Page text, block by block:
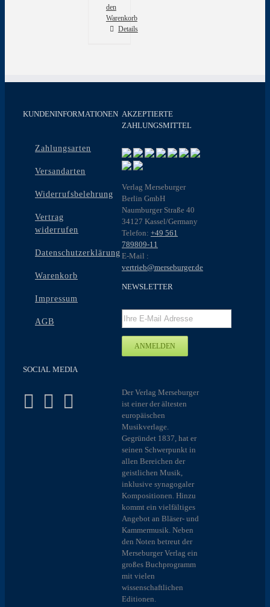
den
Warenkorb
Details
KUNDENINFORMATIONEN
Zahlungsarten
Versandarten
Widerrufsbelehrung
Vertrag
widerrufen
Datenschutzerklärung
Warenkorb
Impressum
AGB
SOCIAL MEDIA
AKZEPTIERTE
ZAHLUNGSMITTEL
Verlag Merseburger
Berlin GmbH
Naumburger Straße 40
34127 Kassel/Germany
Telefon: +49 561
789809-11
E-Mail :
vertrieb@merseburger.de
NEWSLETTER
Der Verlag Merseburger
ist einer der ältesten
europäischen
Musikverlage.
Gegründet 1837, hat er
seinen Schwerpunkt in
allen Bereichen der
geistlichen Musik,
inklusive synagogaler
Kompositionen. Hinzu
kommt ein vielfältiges
Angebot an Bläser- und
Kammermusik. Neben
den Noten betreut der
Merseburger Verlag ein
großes Buchprogramm
mit vielen
wissenschaftlichen
Editionen.